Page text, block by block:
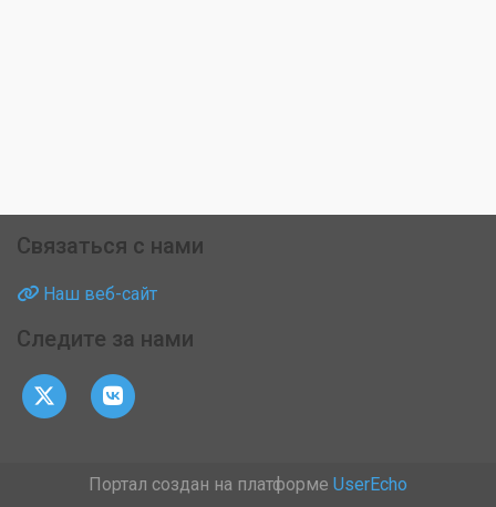
Связаться с нами
Наш веб-сайт
Следите за нами
Портал создан на платформе UserEcho